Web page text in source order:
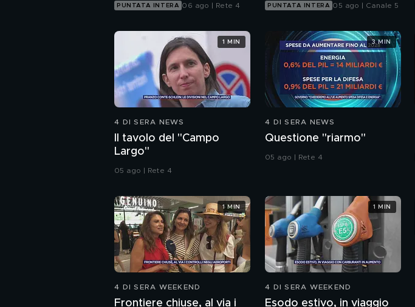
PUNTATA INTERA 06 ago | Rete 4 PUNTATA INTERA 05 ago | Canale 5
4 DI SERA NEWS
Il tavolo del "Campo
Largo"
05 ago | Rete 4
1 MIN
4 DI SERA NEWS
Questione "riarmo"
05 ago | Rete 4
3 MIN
4 DI SERA WEEKEND
Frontiere chiuse, al via i
1 MIN
4 DI SERA WEEKEND
Esodo estivo, in viaggio
1 MIN